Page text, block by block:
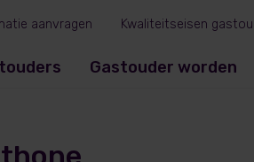
Gastouder worden
aanvragen Kwaliteitseisen